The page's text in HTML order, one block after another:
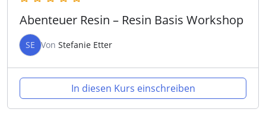
Abenteuer Resin – Resin Basis Workshop
SE Von Stefanie Etter
In diesen Kurs einschreiben